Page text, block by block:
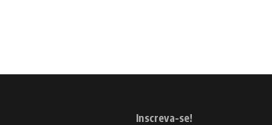
Inscreva-se!